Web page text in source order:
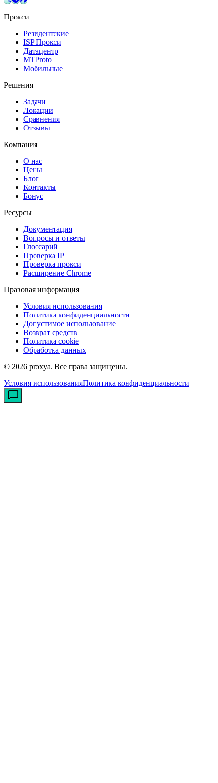
Прокси
Резидентские
ISP Прокси
Датацентр
MTProto
Мобильные
Решения
Задачи
Локации
Сравнения
Отзывы
Компания
О нас
Цены
Блог
Контакты
Бонус
Ресурсы
Документация
Вопросы и ответы
Глоссарий
Проверка IP
Проверка прокси
Расширение Chrome
Правовая информация
Условия использования
Политика конфиденциальности
Допустимое использование
Возврат средств
Политика cookie
Обработка данных
© 2026 proxya. Все права защищены.
Условия использованияПолитика конфиденциальности